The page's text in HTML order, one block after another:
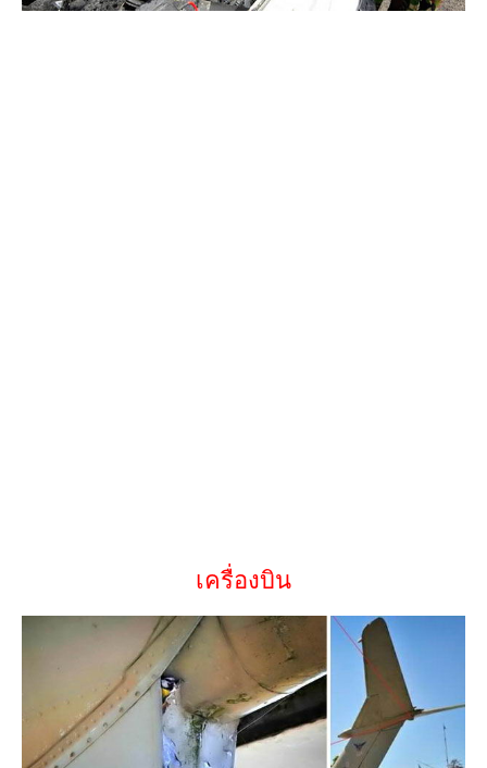
เครื่องบิน